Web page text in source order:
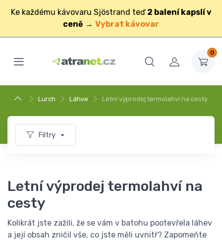
Ke každému kávovaru Sjöstrand teď 2 balení kapslí v
ceně → Vybrat kávovar
0
Lurch Láhve Letní výprodej termolahví na cesty
Filtry
Letní výprodej termolahví na
cesty
Kolikrát jste zažili, že se vám v batohu pootevřela láhev
a její obsah zničil vše, co jste měli uvnitř? Zapomeňte